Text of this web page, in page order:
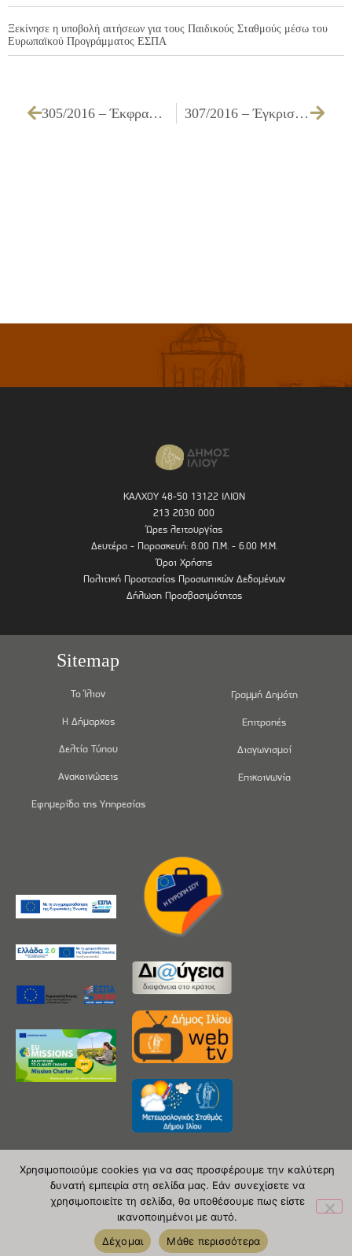
Ξεκίνησε η υποβολή αιτήσεων για τους Παιδικούς Σταθμούς μέσω του
Ευρωπαϊκού Προγράμματος ΕΣΠΑ
305/2016 – Έκφραση σύμφωνης γνώμης για ορισμό μέλους στο Διοικητικό Συμβούλιο του Φορέα Διαχείρισης Μητροπολιτικού Πάρκου Περιβαλλοντικών και Εκπαιδευτικών Δραστηριοτήτων και Ανάπτυξης Κοινωνικής Οικονομίας «Αντώνης Τρίτσης» 307/2016 – Έγκριση διενέργειας, τεχνικών προδιαγραφών, διάθεσης ποσού 372,00 € συμπεριλαμβανομένου ΦΠΑ 24% και καθορισμός τρόπου εκτέλεσης για την υπηρεσία «Αφηγηματική παράσταση και εικαστικό εργαστήρι στο Καλλιτεχνικό Καφενείο του Δήμου Ιλίου στις 08.10.2016»
ΚΑΛΧΟΥ 48-50 13122 ΙΛΙΟΝ
213 2030 000
Ώρες λειτουργίας
Δευτέρα - Παρασκευή: 8.00 Π.Μ. - 6.00 Μ.Μ.
Όροι Χρήσης
Πολιτική Προστασίας Προσωπικών Δεδομένων
Δήλωση Προσβασιμότητας
Sitemap
Το Ίλιον
Η Δήμαρχος
Δελτία Τύπου
Ανακοινώσεις
Εφημερίδα της Υπηρεσίας
Γραμμή Δημότη
Επιτροπές
Διαγωνισμοί
Επικοινωνία
Copyright 2020 © Δήμος Ιλίου
| powered by Evolutionprojects
Χρησιμοποιούμε cookies για να σας προσφέρουμε την καλύτερη
δυνατή εμπειρία στη σελίδα μας. Εάν συνεχίσετε να
χρησιμοποιείτε τη σελίδα, θα υποθέσουμε πως είστε
ικανοποιημένοι με αυτό.
Δέχομαι
Μάθε περισσότερα